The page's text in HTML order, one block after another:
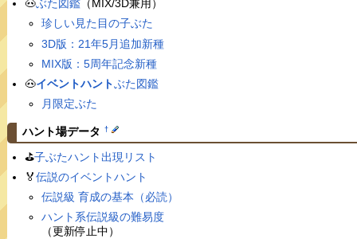
🐽ぶた図鑑（MIX/3D兼用）
珍しい見た目の子ぶた
3D版：21年5月追加新種
MIX版：5周年記念新種
🐽イベントハントぶた図鑑
月限定ぶた
ハント場データ †
⛳️子ぶたハント出現リスト
🏅伝説のイベントハント
伝説級 育成の基本（必読）
ハント系伝説級の難易度
（更新停止中）